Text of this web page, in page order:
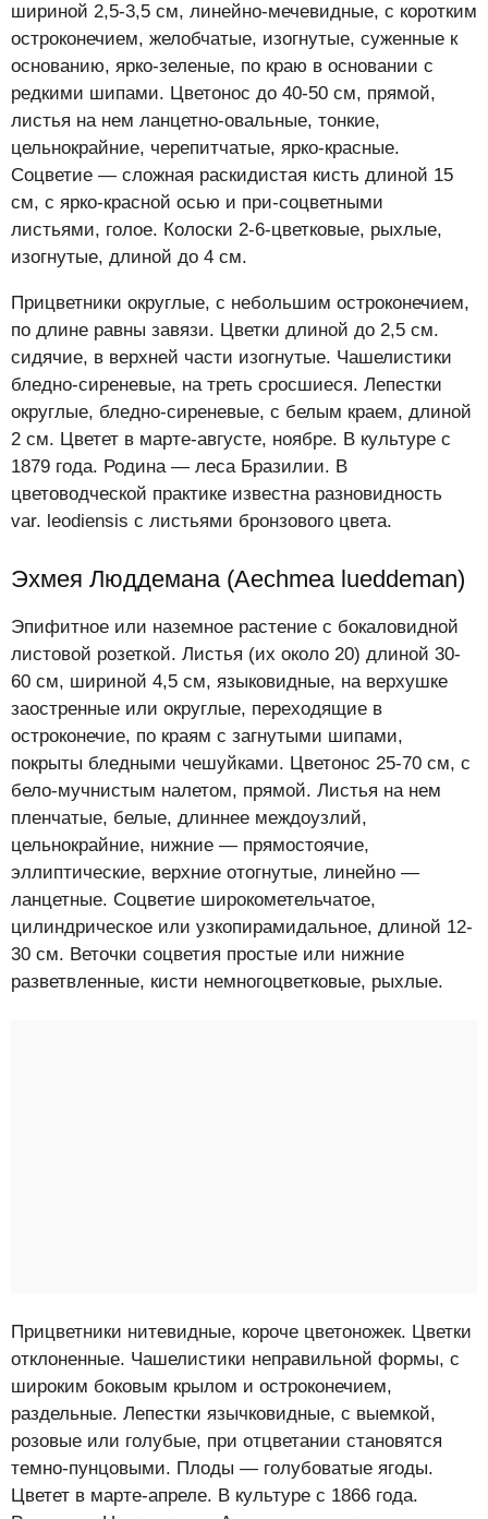
шириной 2,5-3,5 см, линейно-мечевидные, с коротким
остроконечием, желобчатые, изогнутые, суженные к
основанию, ярко-зеленые, по краю в основании с
редкими шипами. Цветонос до 40-50 см, прямой,
листья на нем ланцетно-овальные, тонкие,
цельнокрайние, черепитчатые, ярко-красные.
Соцветие — сложная раскидистая кисть длиной 15
см, с ярко-красной осью и при-соцветными
листьями, голое. Колоски 2-6-цветковые, рыхлые,
изогнутые, длиной до 4 см.
Прицветники округлые, с небольшим остроконечием,
по длине равны завязи. Цветки длиной до 2,5 см.
сидячие, в верхней части изогнутые. Чашелистики
бледно-сиреневые, на треть сросшиеся. Лепестки
округлые, бледно-сиреневые, с белым краем, длиной
2 см. Цветет в марте-августе, ноябре. В культуре с
1879 года. Родина — леса Бразилии. В
цветоводческой практике известна разновидность
var. leodiensis с листьями бронзового цвета.
Эхмея Люддемана (Aechmea lueddeman)
Эпифитное или наземное растение с бокаловидной
листовой розеткой. Листья (их около 20) длиной 30-
60 см, шириной 4,5 см, языковидные, на верхушке
заостренные или округлые, переходящие в
остроконечие, по краям с загнутыми шипами,
покрыты бледными чешуйками. Цветонос 25-70 см, с
бело-мучнистым налетом, прямой. Листья на нем
пленчатые, белые, длиннее междоузлий,
цельнокрайние, нижние — прямостоячие,
эллиптические, верхние отогнутые, линейно —
ланцетные. Соцветие широкометельчатое,
цилиндрическое или узкопирамидальное, длиной 12-
30 см. Веточки соцветия простые или нижние
разветвленные, кисти немногоцветковые, рыхлые.
Прицветники нитевидные, короче цветоножек. Цветки
отклоненные. Чашелистики неправильной формы, с
широким боковым крылом и остроконечием,
раздельные. Лепестки язычковидные, с выемкой,
розовые или голубые, при отцветании становятся
темно-пунцовыми. Плоды — голубоватые ягоды.
Цветет в марте-апреле. В культуре с 1866 года.